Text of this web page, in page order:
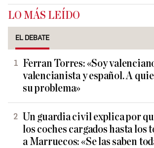
LO MÁS LEÍDO
EL DEBATE
Ferran Torres: «Soy
valencianista y español. A
su problema»
Un guardia civil explica por
los coches cargados hasta los
a Marruecos: «Se las saben